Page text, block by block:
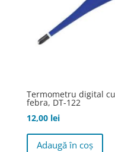
Termometru digital
febra, DT-122
12,00 lei
Adaugă în coș